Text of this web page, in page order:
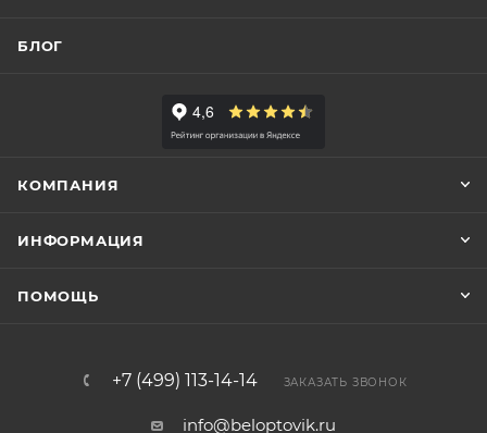
БЛОГ
КОМПАНИЯ
ИНФОРМАЦИЯ
ПОМОЩЬ
+7 (499) 113-14-14 ЗАКАЗАТЬ ЗВОНОК
info@beloptovik.ru